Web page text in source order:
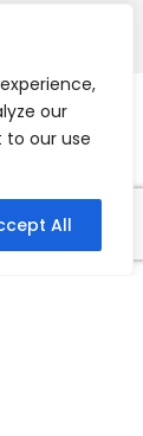
our
to our use
All